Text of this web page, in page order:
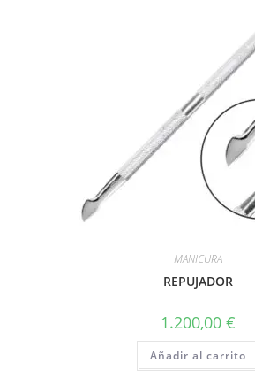
MANICURA
REPUJADOR
1.200,00 €
Añadir al carrito